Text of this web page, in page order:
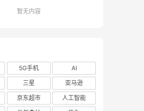
暂无内容
5G手机
AI
三星
亚马逊
京东超市
人工智能